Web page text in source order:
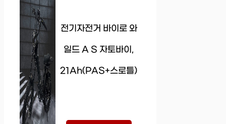
전기자전거 바이로 와
일드 A S 자토바이,
21Ah(PAS+스로틀)